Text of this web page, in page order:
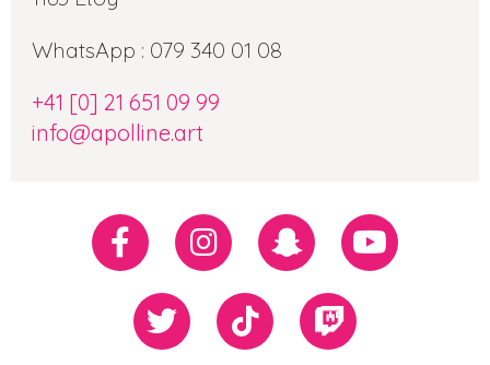
WhatsApp : 079 340 01 08
+41 [0] 21 651 09 99
info@apolline.art
Réseaux
sociaux
FacebookInstagramSnapchatYoutube
Twiiter TikTok Twitch